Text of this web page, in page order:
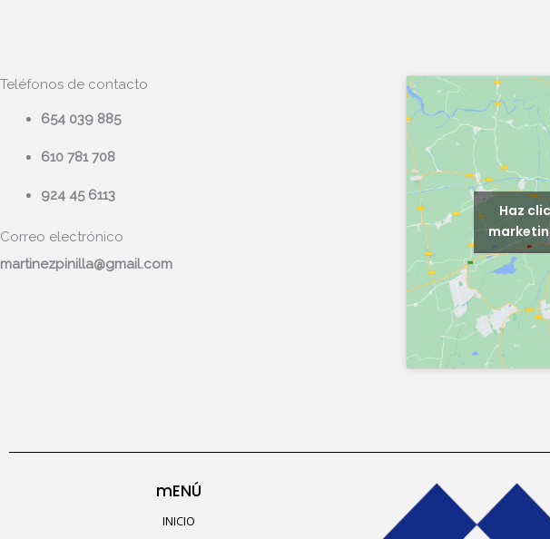
Teléfonos de contacto
654 039 885
610 781 708
924 45 6113
Correo electrónico
martinezpinilla@gmail.com
Haz
mENÚ
INICIO